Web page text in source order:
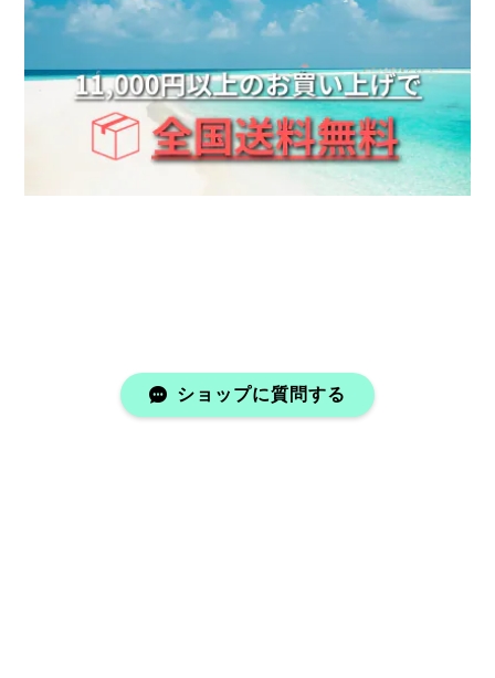
2025/06/17
友達とお揃いで付けようと思い シルバーと ゴールド
２個買いしちゃいました。 はやく、渡したいです。
ショップに質問する